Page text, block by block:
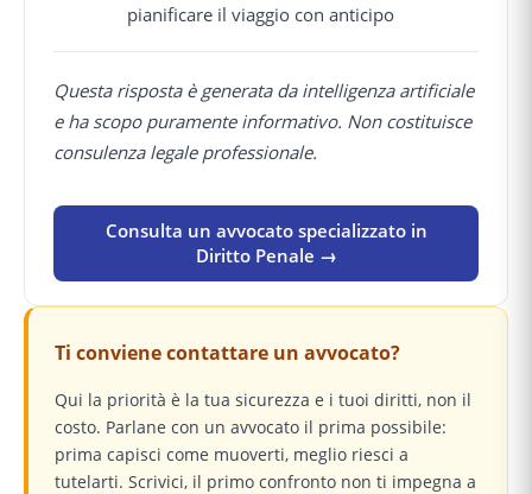
pianificare il viaggio con anticipo
Questa risposta è generata da intelligenza artificiale
e ha scopo puramente informativo. Non costituisce
consulenza legale professionale.
Consulta un avvocato specializzato in
Diritto Penale →
Ti conviene contattare un avvocato?
Qui la priorità è la tua sicurezza e i tuoi diritti, non il
costo. Parlane con un avvocato il prima possibile:
prima capisci come muoverti, meglio riesci a
tutelarti. Scrivici, il primo confronto non ti impegna a